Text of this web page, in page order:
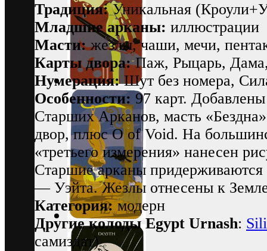
Традиция:Уникальная
Младшие арканы: иллюстрации
Масти:жезлы, чаши, мечи,
Карты двора:Паж, Рыцарь,
Нумерация:Шут без номера,
Особенности: 97 карт.
Старших Арканов, масть
двор, плюс О of Void. На
«третьего измерения» нанесен
Старшие арканы
— Уэйта. Жезлы отнесены к
Категория:модерн
Другие колоды Egypt Urnash:
самиздат)